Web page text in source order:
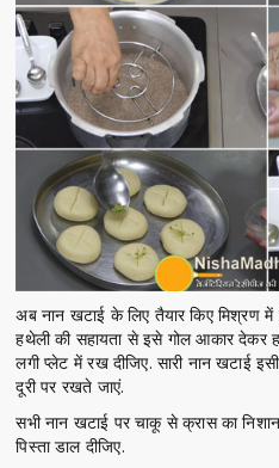
अब नान खटाई के लिए तैयार किए मिश्रण
हथेली की सहायता से इसे गोल आकार देकर
लगी प्लेट में रख दीजिए. सारी नान खटाई
दूरी पर रखते जाएं.
सभी नान खटाई पर चाकू से क्रास का
पिस्ता डाल दीजिए.